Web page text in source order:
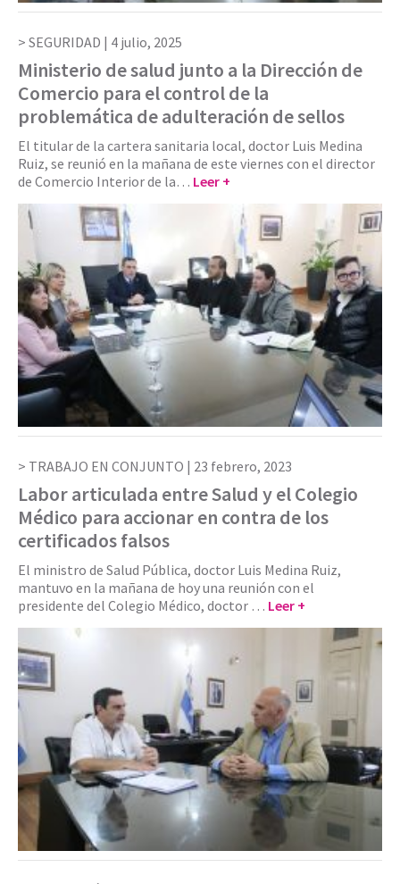
SEGURIDAD | 4 julio, 2025
Ministerio de salud junto a la Dirección de
Comercio para el control de la
problemática de adulteración de sellos
El titular de la cartera sanitaria local, doctor Luis Medina
Ruiz, se reunió en la mañana de este viernes con el director
de Comercio Interior de la… Leer +
TRABAJO EN CONJUNTO | 23 febrero, 2023
Labor articulada entre Salud y el Colegio
Médico para accionar en contra de los
certificados falsos
El ministro de Salud Pública, doctor Luis Medina Ruiz,
mantuvo en la mañana de hoy una reunión con el
presidente del Colegio Médico, doctor … Leer +